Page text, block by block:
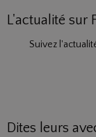
L'actualité sur
Suivez
Dites leurs